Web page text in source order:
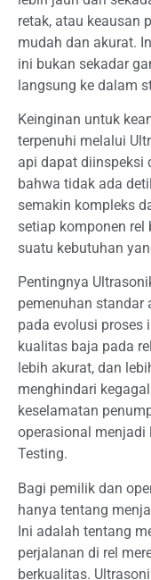
retak, atau keausan
mudah dan akurat.
ini bukan sekadar
langsung ke dalam
Keinginan untuk
terpenuhi melalui
api dapat diinspeksi
bahwa tidak ada
semakin kompleks
setiap komponen
suatu kebutuhan
Pentingnya
pemenuhan standar
pada evolusi proses
kualitas baja pada
lebih akurat, dan
menghindari
keselamatan
operasional menjadi
Testing.
Bagi pemilik dan
hanya tentang
Ini adalah tentang
perjalanan di rel
berkualitas.